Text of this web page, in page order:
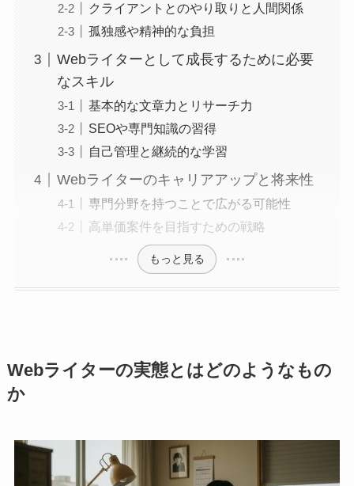
クライアントとのやり取りと人間関係
孤独感や精神的な負担
Webライターとして成長するために必要
なスキル
基本的な文章力とリサーチ力
SEOや専門知識の習得
自己管理と継続的な学習
Webライターのキャリアアップと将来性
専門分野を持つことで広がる可能性
高単価案件を目指すための戦略
もっと見る
Webライターの実態とはどのようなもの
か